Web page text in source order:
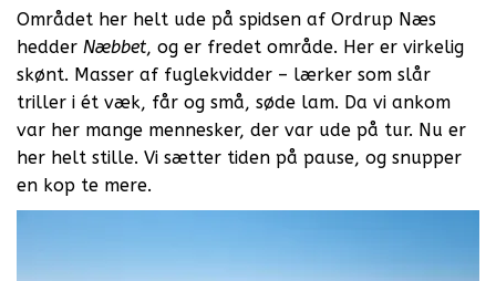
Området her helt ude på spidsen af Ordrup Næs
hedder Næbbet, og er fredet område. Her er virkelig
skønt. Masser af fuglekvidder – lærker som slår
triller i ét væk, får og små, søde lam. Da vi ankom
var her mange mennesker, der var ude på tur. Nu er
her helt stille. Vi sætter tiden på pause, og snupper
en kop te mere.